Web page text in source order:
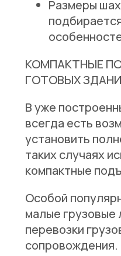
Размеры
КОМПАКТНЫЕ
ГОТОВЫХ
В уже
всегда есть
установить
таких случаях
компактные
Особой
малые грузовые
перевозки
сопровождения.